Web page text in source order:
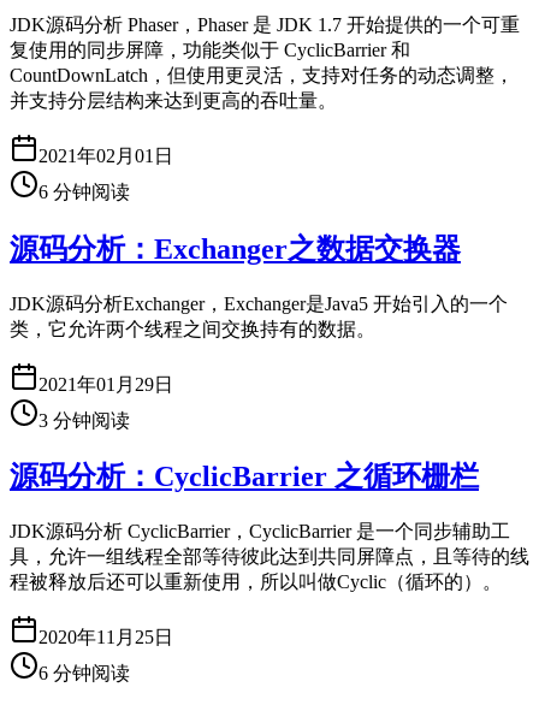
JDK源码分析 Phaser，Phaser 是 JDK 1.7 开始提供的一个可重
复使用的同步屏障，功能类似于 CyclicBarrier 和
CountDownLatch，但使用更灵活，支持对任务的动态调整，
并支持分层结构来达到更高的吞吐量。
2021年02月01日
6 分钟阅读
源码分析：Exchanger之数据交换器
JDK源码分析Exchanger，Exchanger是Java5 开始引入的一个
类，它允许两个线程之间交换持有的数据。
2021年01月29日
3 分钟阅读
源码分析：CyclicBarrier 之循环栅栏
JDK源码分析 CyclicBarrier，CyclicBarrier 是一个同步辅助工
具，允许一组线程全部等待彼此达到共同屏障点，且等待的线
程被释放后还可以重新使用，所以叫做Cyclic（循环的）。
2020年11月25日
6 分钟阅读